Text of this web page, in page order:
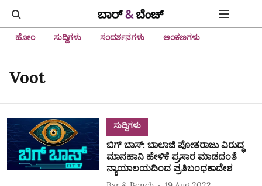
ಹೋಂ ಸುದ್ದಿಗಳು ಸಂದರ್ಶನಗಳು ಅಂಕಣಗಳು
Voot
ಸುದ್ದಿಗಳು
ಬಿಗ್‌ ಬಾಸ್‌: ಬಾಲಾಜಿ ಪೋತರಾಜು ವಿರುದ್ಧ
ಮಾನಹಾನಿ ಹೇಳಿಕೆ ಪ್ರಸಾರ ಮಾಡದಂತೆ
ನ್ಯಾಯಾಲಯದಿಂದ ಪ್ರತಿಬಂಧಕಾದೇಶ